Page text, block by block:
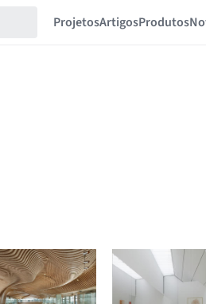
ProjetosArtigosProdutos